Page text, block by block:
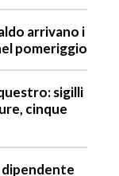
arrivano i
pomeriggio
sigilli
cinque
dipendente